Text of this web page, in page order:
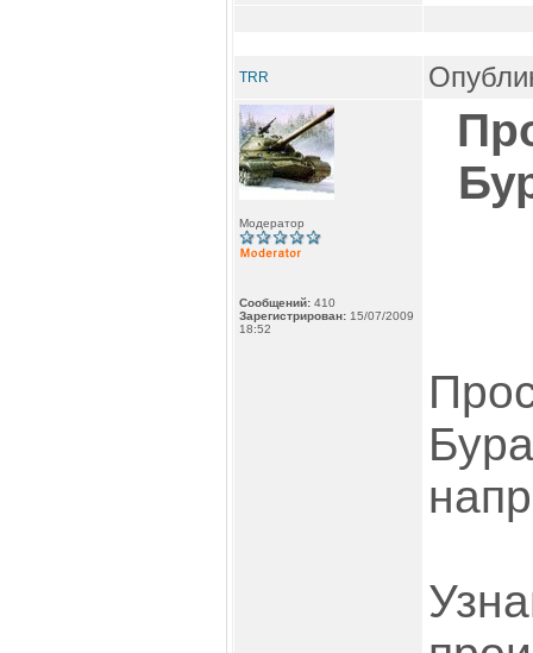
TRR
Модератор
Сообщений: 410
Зарегистрирован: 15/07/2009
18:52